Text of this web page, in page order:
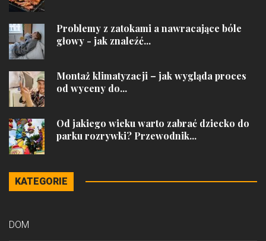
Problemy z zatokami a nawracające bóle
głowy - jak znaleźć...
Montaż klimatyzacji – jak wygląda proces
od wyceny do...
Od jakiego wieku warto zabrać dziecko do
parku rozrywki? Przewodnik...
KATEGORIE
DOM